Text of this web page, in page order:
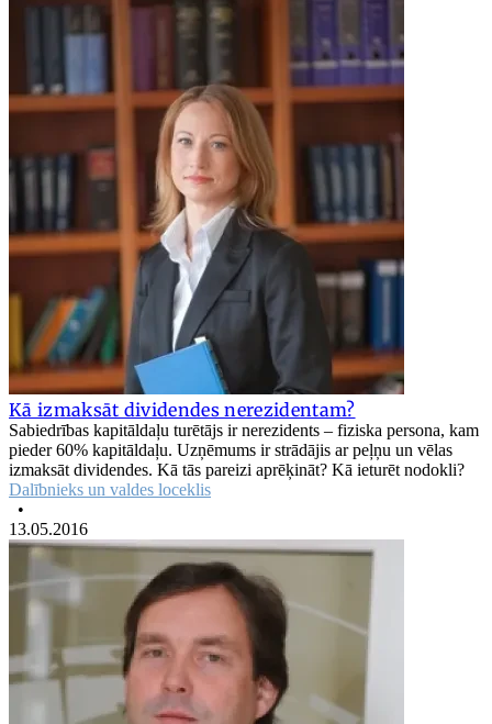
Kā izmaksāt dividendes nerezidentam?
Sabiedrības kapitāldaļu turētājs ir nerezidents – fiziska persona, kam
pieder 60% kapitāldaļu. Uzņēmums ir strādājis ar peļņu un vēlas
izmaksāt dividendes. Kā tās pareizi aprēķināt? Kā ieturēt nodokli?
Dalībnieks un valdes loceklis
•
13.05.2016